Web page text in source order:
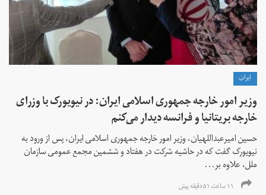
ايران
وزیر امور خارجه جمهوری اسلامی ایران: در نیویورک با وزرای
خارجه بریتانیا و فرانسه دیدار می‌کنم
حسین امیرعبداللهیان، وزیر امور خارجه جمهوری اسلامی ایران، پس از ورود به
نیویورک گفت که در حاشیه شرکت در هفتاد و ششمین مجمع عمومی سازمان
ملل، علاوه بر...
۱۱ ساعت ۵۱ دقیقه پیش